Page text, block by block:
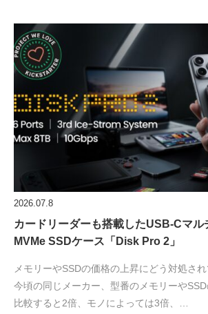
2026.07.8
カードリーダーも搭載したUSB-Cマル
MVMe SSDケース「Disk Pro 2」
メモリーやSSDの価格の上昇にどう対処さ
今頃の同じメーカー、型番のメモリーや
比較すると2倍、モノによっては3倍、…